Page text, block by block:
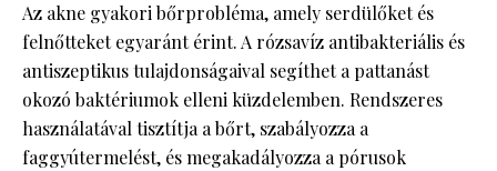
Az akne gyakori bőrprobléma, amely serdülőket és
felnőtteket egyaránt érint. A rózsavíz antibakteriális és
antiszeptikus tulajdonságaival segíthet a pattanást
okozó baktériumok elleni küzdelemben. Rendszeres
használatával tisztítja a bőrt, szabályozza a
faggyútermelést, és megakadályozza a pórusok